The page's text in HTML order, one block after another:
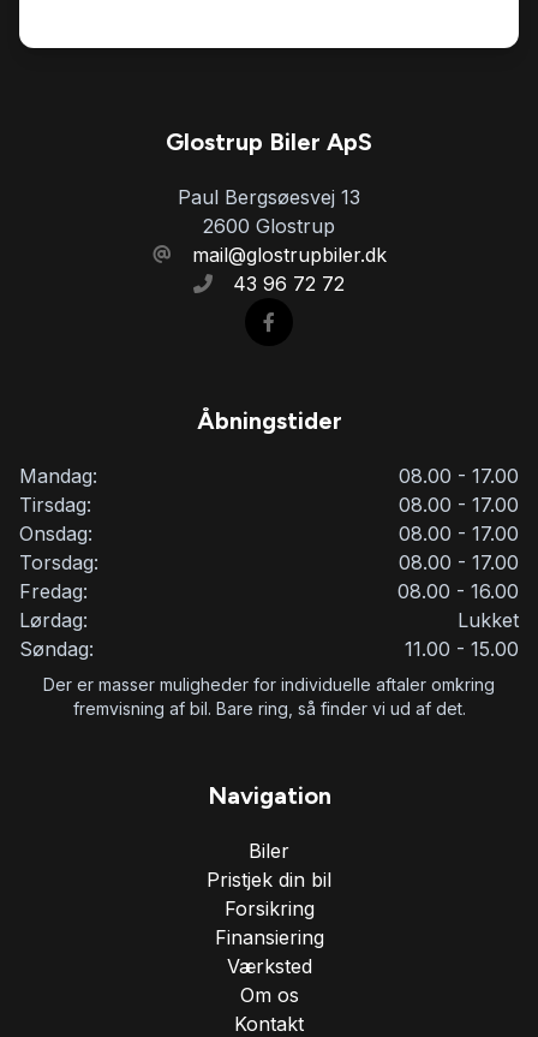
Glostrup Biler ApS
Paul Bergsøesvej 13
2600 Glostrup
mail@glostrupbiler.dk
43 96 72 72
Åbningstider
Mandag:
08.00 - 17.00
Tirsdag:
08.00 - 17.00
Onsdag:
08.00 - 17.00
Torsdag:
08.00 - 17.00
Fredag:
08.00 - 16.00
Lørdag:
Lukket
Søndag:
11.00 - 15.00
Der er masser muligheder for individuelle aftaler omkring
fremvisning af bil. Bare ring, så finder vi ud af det.
Navigation
Biler
Pristjek din bil
Forsikring
Finansiering
Værksted
Om os
Kontakt